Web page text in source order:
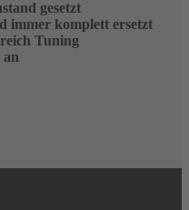
gesetzt
immer komplett ersetzt
Tuning